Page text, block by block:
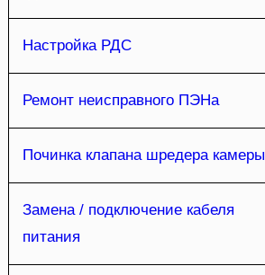
Настройка РДС
Ремонт неисправного ПЭНа
Починка клапана шредера камеры
Замена / подключение кабеля
питания